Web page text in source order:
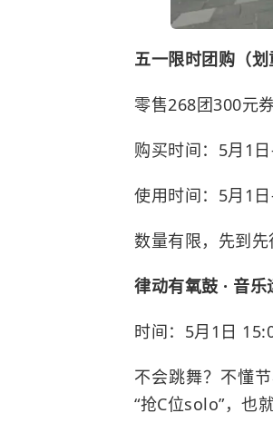
五一限时团购（划
零售268团300元
购买时间：5月1日
使用时间：5月1日
数量有限，先到先
律动有氧鼓 · 音
时间：5月1日
不会跳舞？不懂
“抢C位solo”，也